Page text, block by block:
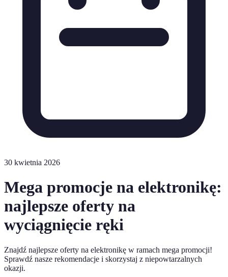
30 kwietnia 2026
Mega promocje na elektronikę:
najlepsze oferty na
wyciągnięcie ręki
Znajdź najlepsze oferty na elektronikę w ramach mega promocji!
Sprawdź nasze rekomendacje i skorzystaj z niepowtarzalnych
okazji.